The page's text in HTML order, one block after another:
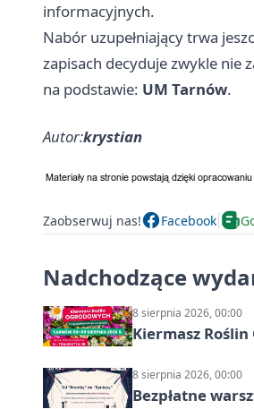
informacyjnych.
Nabór uzupełniający trwa
zapisach decyduje zwykle nie
na podstawie: UM Tarnów.
Autor:krystian
Zaobserwuj nas! Facebook
Nadchodzące
8 sierpnia 2026, 00:00
Kiermasz
8 sierpnia 2026, 00:00
Bezpłatne